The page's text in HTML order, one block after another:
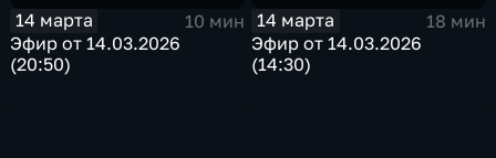
14 марта
10 мин
Эфир от 14.03.2026
(20:50)
14 марта
18 мин
Эфир от 14.03.2026
(14:30)